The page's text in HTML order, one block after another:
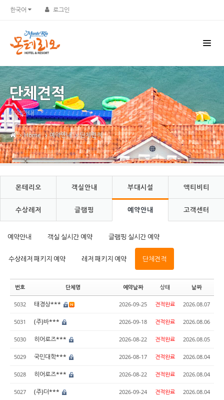
한국어 로그인
단체견적
예약안내
Home 예약안내 단체견적
몬테리오 객실안내 부대시설 액티비티
수상레저 글램핑 예약안내 고객센터
예약안내 객실 실시간 예약 글램핑 실시간 예약
수상레저 패키지 예약 레저 패키지 예약 단체견적
번호 단체명 예약날짜 상태 날짜
5032 태경상*** 2026-09-25 견적완료 2026.08.07
5031 (주)바*** 2026-09-18 견적완료 2026.08.06
5030 히어로즈*** 2026-08-22 견적완료 2026.08.05
5029 국민대학*** 2026-08-17 견적완료 2026.08.04
5028 히어로즈*** 2026-08-22 견적완료 2026.08.04
5027 (주)더*** 2026-09-24 견적완료 2026.08.04
Sketchbook5, 스케치북5